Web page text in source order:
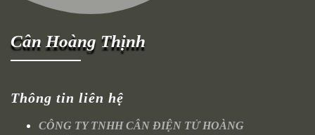
Cân Hoàng Thịnh
Thông tin liên hệ
CÔNG TY TNHH CÂN ĐIỆN TỬ HOÀNG